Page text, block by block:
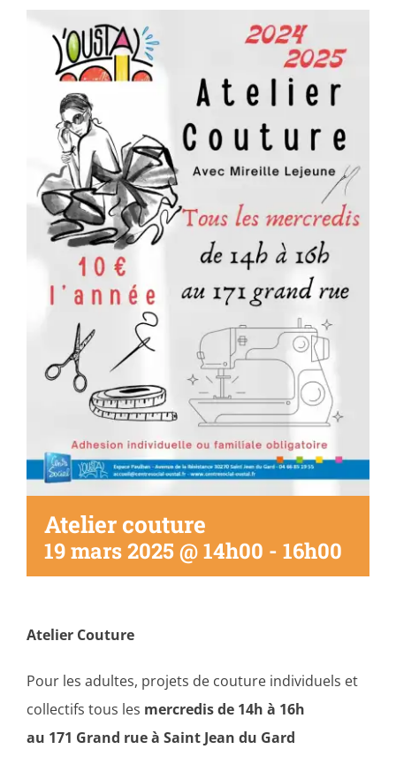
Séniors, Vie locale
Atelier couture
19 mars 2025 @ 14h00 - 16h00
Atelier Couture
Pour les adultes, projets de couture individuels et
collectifs tous les mercredis de 14h à 16h
au 171 Grand rue à Saint Jean du Gard